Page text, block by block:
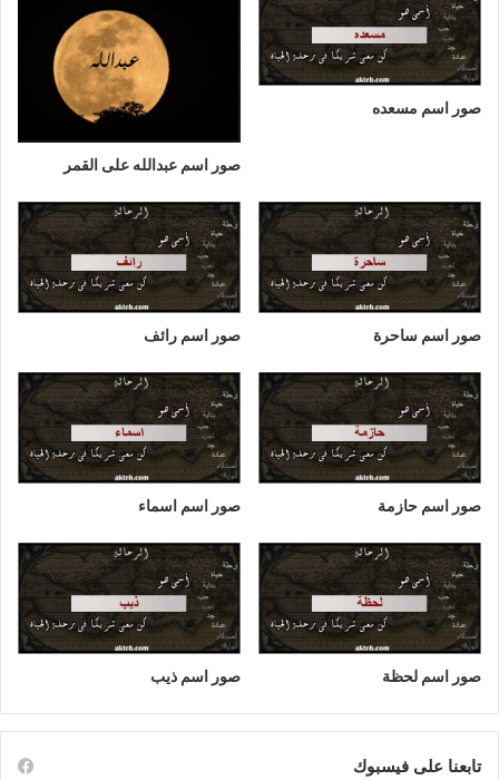
صور اسم مسعده
صور اسم عبدالله على القمر
صور اسم ساحرة صور اسم رائف
صور اسم حازمة صور اسم اسماء
صور اسم لحظة صور اسم ذيب
تابعنا على فيسبوك